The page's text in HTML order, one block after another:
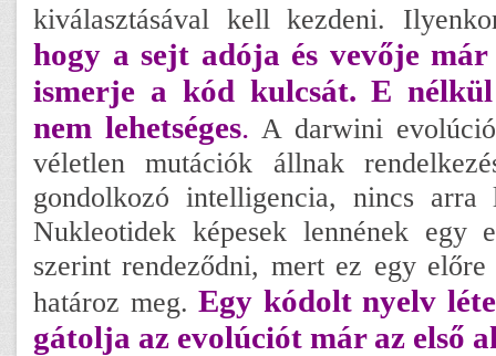
kiválasztásával kell kezdeni.
hogy a sejt adója és vevője
ismerje a kód kulcsát. E
nem lehetséges. A darwini
véletlen mutációk állnak
gondolkozó intelligencia, nincs arra
Nukleotidek képesek lennének egy
szerint rendeződni, mert ez egy előre
határoz meg.Egy kódolt nyelv
gátolja az evolúciót már az első